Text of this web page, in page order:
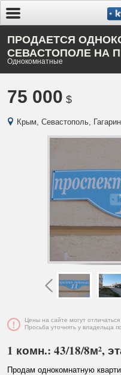
ПРОДАЕТСЯ
СЕВАСТОПОЛЕ НА
Однокомнатные
75 000 $
Крым, Севастополь,
Цены на сайте могут отличаться
Просьба уточнять у владельца
1 комн.: 43/18/8м²,
Продам однокомнатную